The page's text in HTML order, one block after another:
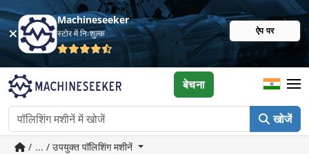
Machineseeker
स्टोर में निःशुल्क ऐप पर
खोजें
बेचना
/ ... / उपयुक्त पॉलिशिंग मशीनें